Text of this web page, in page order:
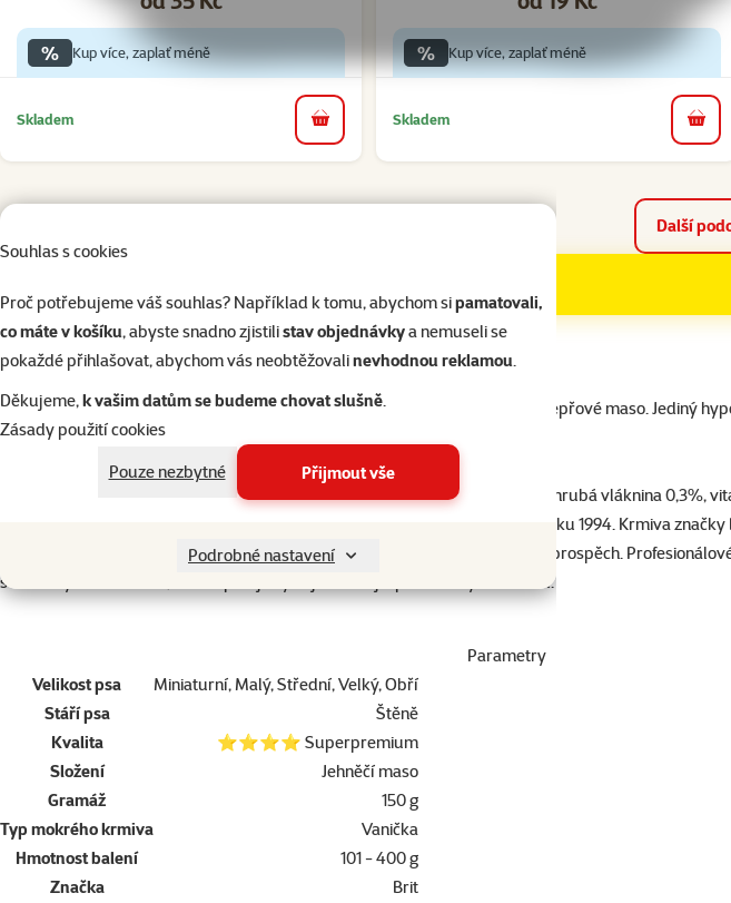
Souhlas s cookies
Proč potřebujeme váš souhlas? Například k tomu, abychom sipamatovali,
co máte v košíku, abyste snadno zjistilistav objednávkya nemuseli se
pokaždé přihlašovat, abychom vás neobtěžovalinevhodnou reklamou.
Děkujeme,k vašim datům se budeme chovat slušně.
Zásady použití cookies
Pouze nezbytné
Přijmout vše
Podrobné nastavení
% Kup více, zaplať méně
Skladem do košíku
% Kup více, zaplať méně
Skladem do
Další
Puppy One Meat 150g
superzoo.product.detail.content
Pro psy s vyšší citlivostí na typické zdroje bílkovin jako je drůbež, hovězí či vepřové maso. Jediný
Krmný návod: viz tabulka na obale.
Složení: jehněčí maso, rostlinný olej, vitamíny, minerální látky.
Jakostní znaky: proteiny ,5%, vlhkost 82%, tuky 6%, hrubé popeloviny 2,5%, hrubá vláknina 0,3%,
Brit je český výrobce zabývající se výrobou, vývojem a distribucí krmiv od roku 1994. Krmiva
znalosti zdravé výživy psů a koček s maximálním ohledem na jejich zdraví a prospěch.
s cílem vyrábět krmiva, která splňují i ty nejnáročnější požadavky na kvalitu.
Parametry
Velikost psa
Miniaturní, Malý, Střední, Velký, Obří
Stáří psa
Štěně
Kvalita
⭐⭐⭐⭐ Superpremium
Složení
Jehněčí maso
Gramáž
150 g
Typ mokrého krmiva
Vanička
Hmotnost balení
101 - 400 g
Značka
Brit